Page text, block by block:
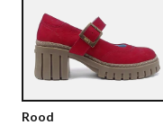
Vegan
Sandalen
Loafers
Sale
Rood